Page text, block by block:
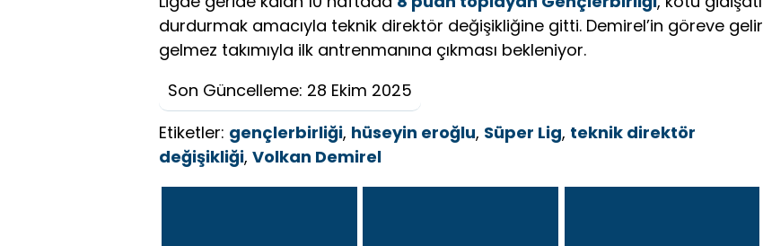
durdurmak amacıyla teknik direktör değişikliğine gitti. Demirel’in göreve gelir
gelmez takımıyla ilk antrenmanına çıkması bekleniyor.
Son Güncelleme: 28 Ekim 2025
Etiketler: gençlerbirliği, hüseyin eroğlu, Süper Lig, teknik direktör
değişikliği, Volkan Demirel